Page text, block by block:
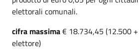
elettorali comunali.
cifra massima€ 18.734,45 (12.500
elettore)